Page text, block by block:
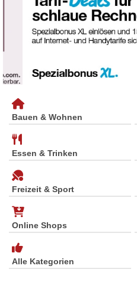
Bauen & Wohnen
Essen & Trinken
Freizeit & Sport
Online Shops
Alle Kategorien